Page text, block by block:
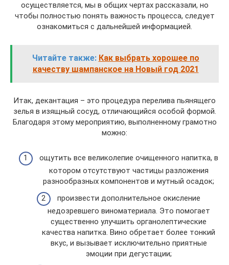
осуществляется, мы в общих чертах рассказали, но
чтобы полностью понять важность процесса, следует
ознакомиться с дальнейшей информацией.
Читайте также: Как выбрать хорошее по
качеству шампанское на Новый год 2021
Итак, декантация – это процедура перелива пьянящего
зелья в изящный сосуд, отличающийся особой формой.
Благодаря этому мероприятию, выполненному грамотно
можно:
ощутить все великолепие очищенного напитка, в
котором отсутствуют частицы разложения
разнообразных компонентов и мутный осадок;
произвести дополнительное окисление
недозревшего виноматериала. Это помогает
существенно улучшить органолептические
качества напитка. Вино обретает более тонкий
вкус, и вызывает исключительно приятные
эмоции при дегустации;